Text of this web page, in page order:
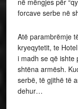
në mëngjes për
forcave serbe në
Atë parambrëmje
kryeqytetit, te
i madh se që ishte
shtëna armësh.
serbë, të gjithë të
dehur…